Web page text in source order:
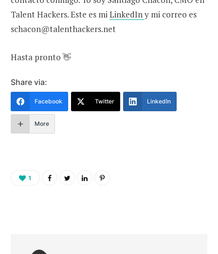
Talent Hackers. Este es mi LinkedIn y mi correo es
schacon@talenthackers.net
Hasta pronto 👋
Share via:
Facebook Twitter LinkedIn
More
1